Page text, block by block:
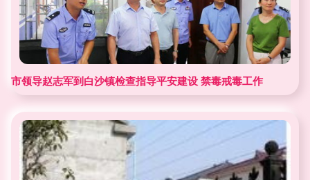
市领导赵志军到白沙镇检查指导平安建设 禁毒戒毒工作